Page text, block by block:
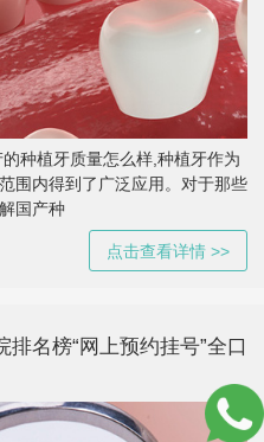
种植牙质量怎么样,种植牙作为
围内得到了广泛应用。对于那些
国产种
点击查看详情 >>
名榜“网上预约挂号”全口